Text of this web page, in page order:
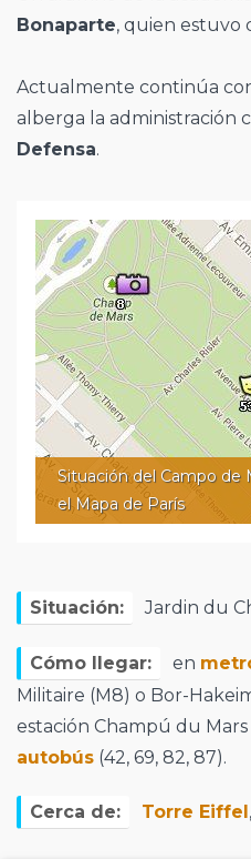
Bonaparte, quien estuvo
Actualmente continúa
alberga la administración
Defensa.
Situación del Campo de
el Mapa de París
Situación: Jardin du
Cómo llegar: en
Militaire (M8) o Bor-
estación Champú du Mars
autobús (42, 69, 82, 87).
Cerca de: Torre Eiffel,